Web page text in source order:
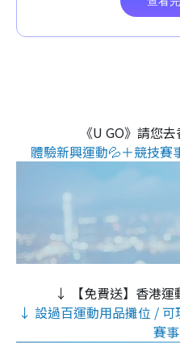
《U GO》請您
體驗新興運動💦＋競技賽
↓ 【免費送】香港
↓ 設過百運動用品攤位 /
賽